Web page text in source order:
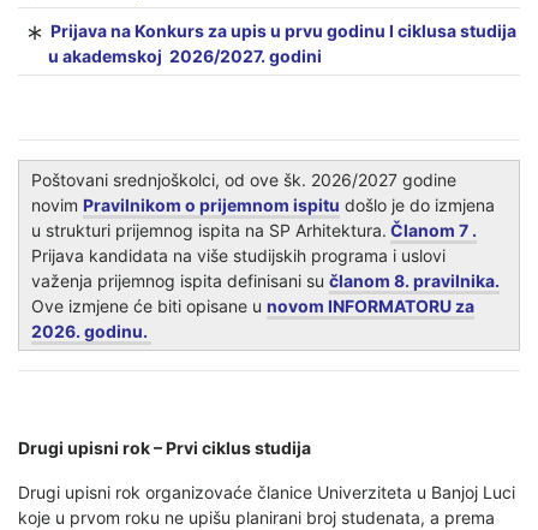
Prijava na Konkurs za upis u prvu godinu I ciklusa studija
u akademskoj 2026/2027. godini
Poštovani srednjoškolci, od ove šk. 2026/2027 godine
novim Pravilnikom o prijemnom ispitu došlo je do izmjena
u strukturi prijemnog ispita na SP Arhitektura. Članom 7 .
Prijava kandidata na više studijskih programa i uslovi
važenja prijemnog ispita definisani su članom 8. pravilnika.
Ove izmjene će biti opisane u novom INFORMATORU za
2026. godinu.
Drugi upisni rok – Prvi ciklus studija
Drugi upisni rok organizovaće članice Univerziteta u Banjoj Luci
koje u prvom roku ne upišu planirani broj studenata, a prema